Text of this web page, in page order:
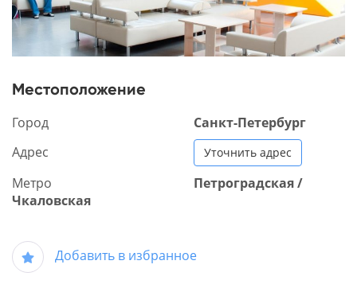
Местоположение
Город
Санкт-Петербург
Адрес
Уточнить адрес
Метро
Петроградская /
Чкаловская
Добавить в избранное